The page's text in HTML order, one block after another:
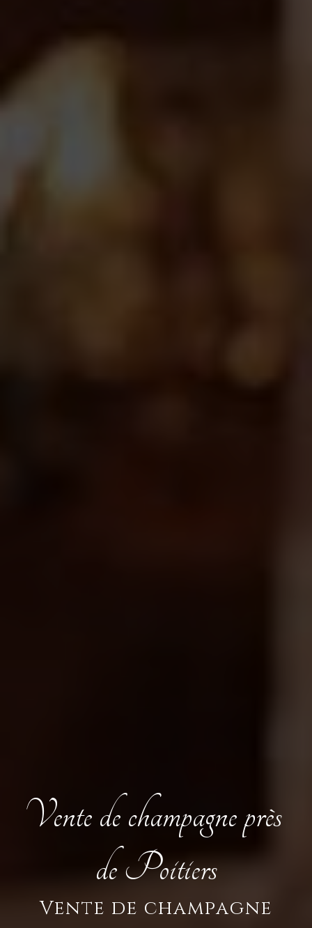
Vente de champagne près
de Poitiers
Vente de champagne